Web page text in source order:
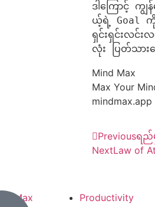
ဒါကြောင့်
ယ့်ရဲ့ Goal ကို
ရှင်းရှင်းလင်
လုံး ပြတ်သား
Mind Max
Max Your
mindmax.app
Previousရည်
NextLaw of
Productivity